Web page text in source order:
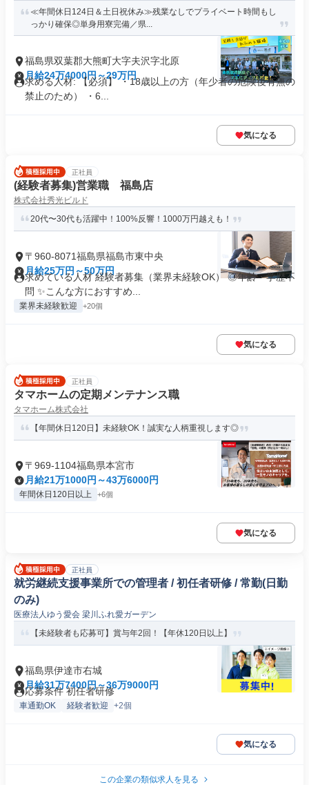
≪年間休日124日＆土日祝休み≫残業なしでプライベート時間もし
っかり確保◎単身用寮完備／県...
福島県双葉郡大熊町大字夫沢字北原
月給24万4000円～29万円
求める人材: 【必須】 ・18歳以上の方（年少者の危険後有無の
禁止のため） ・6...
気になる
正社員
(経験者募集)営業職 福島店
株式会社秀光ビルド
20代〜30代も活躍中！100%反響！1000万円越えも！
〒960-8071福島県福島市東中央
月給25万円～50万円
求めている人材 経験者募集（業界未経験OK） ◎年齢・学歴不
問 ✨こんな方におすすめ...
業界未経験歓迎 +20個
気になる
正社員
タマホームの定期メンテナンス職
タマホーム株式会社
【年間休日120日】未経験OK！誠実な人柄重視します◎
〒969-1104福島県本宮市
月給21万1000円～43万6000円
年間休日120日以上 +6個
気になる
正社員
就労継続支援事業所での管理者 / 初任者研修 / 常勤(日勤
のみ)
医療法人ゆう愛会 梁川ふれ愛ガーデン
【未経験者も応募可】賞与年2回！【年休120日以上】
福島県伊達市右城
月給31万7400円～36万9000円
応募条件 初任者研修
車通勤OK 経験者歓迎 +2個
気になる
この企業の類似求人を見る